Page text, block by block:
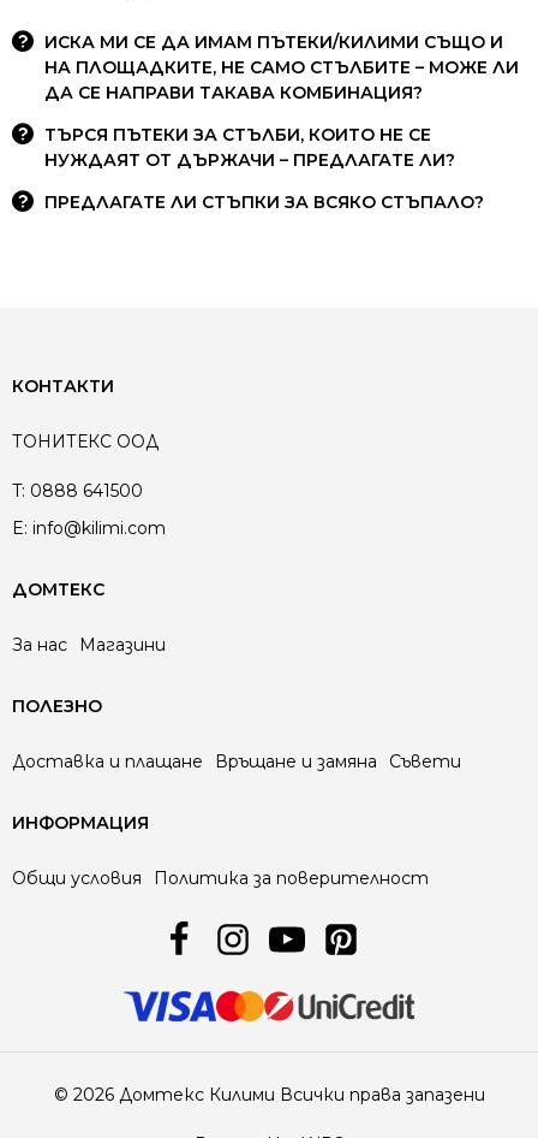
ИСКА МИ СЕ ДА ИМАМ ПЪТЕКИ/КИЛИМИ СЪЩО И
НА ПЛОЩАДКИТЕ, НЕ САМО СТЪЛБИТЕ – МОЖЕ ЛИ
ДА СЕ НАПРАВИ ТАКАВА КОМБИНАЦИЯ?
ТЪРСЯ ПЪТЕКИ ЗА СТЪЛБИ, КОИТО НЕ СЕ
НУЖДАЯТ ОТ ДЪРЖАЧИ – ПРЕДЛАГАТЕ ЛИ?
ПРЕДЛАГАТЕ ЛИ СТЪПКИ ЗА ВСЯКО СТЪПАЛО?
КОНТАКТИ
ТОНИТЕКС ООД
T: 0888 641500
E: info@kilimi.com
ДОМТЕКС
За нас Магазини
ПОЛЕЗНО
Доставка и плащане Връщане и замяна Съвети
ИНФОРМАЦИЯ
Общи условия Политика за поверителност
© 2026 Домтекс Килими Всички права запазени